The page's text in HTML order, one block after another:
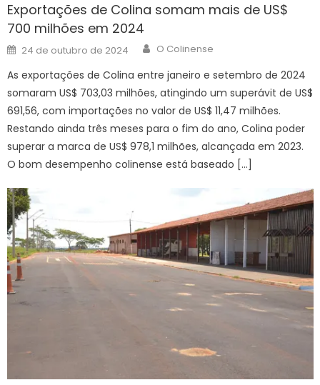
Exportações de Colina somam mais de US$
700 milhões em 2024
Posted
on
24 de outubro de 2024 Author
O Colinense
As exportações de Colina entre janeiro e setembro de 2024
somaram US$ 703,03 milhões, atingindo um superávit de US$
691,56, com importações no valor de US$ 11,47 milhões.
Restando ainda três meses para o fim do ano, Colina poder
superar a marca de US$ 978,1 milhões, alcançada em 2023.
O bom desempenho colinense está baseado […]